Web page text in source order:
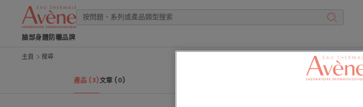
臉部身體防曬品牌
主頁 搜尋
產品 (3)文章 (0)